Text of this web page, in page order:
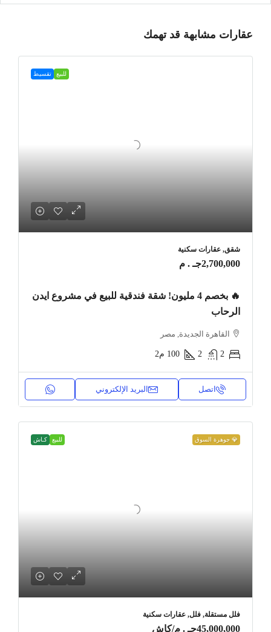
عقارات مشابهة قد تهمك
للبيع تقسيط
شقق, عقارات سكنية
2,700,000جـ . م
🔥 بخصم 4 مليون! شقة فندقية للبيع في مشروع ايدن
الرحاب
القاهرة الجديدة, مصر
2
2
100 م2
اتصل البريد الإلكتروني
💎 جوهرة السوق للبيع كـاش
فلل مستقلة, فلل, عقارات سكنية
45,000,000جـ . م /كاش